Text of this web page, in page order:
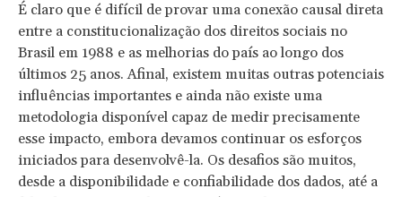
É claro que é difícil de provar uma conexão causal direta
entre a constitucionalização dos direitos sociais no
Brasil em 1988 e as melhorias do país ao longo dos
últimos 25 anos. Afinal, existem muitas outras potenciais
influências importantes e ainda não existe uma
metodologia disponível capaz de medir precisamente
esse impacto, embora devamos continuar os esforços
iniciados para desenvolvê-la. Os desafios são muitos,
desde a disponibilidade e confiabilidade dos dados, até a